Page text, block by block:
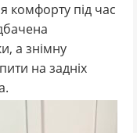
комфорту під час
а знімну
на задніх